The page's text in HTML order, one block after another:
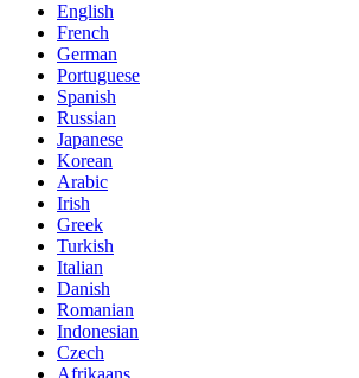
English
French
German
Portuguese
Spanish
Russian
Japanese
Korean
Arabic
Irish
Greek
Turkish
Italian
Danish
Romanian
Indonesian
Czech